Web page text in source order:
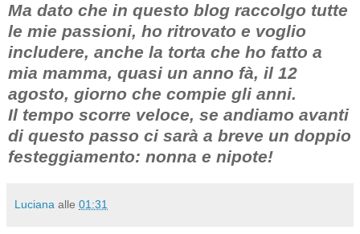
Ma dato che in questo blog raccolgo tutte
le mie passioni, ho ritrovato e voglio
includere, anche la torta che ho fatto a
mia mamma, quasi un anno fà, il 12
agosto, giorno che compie gli anni.
Il tempo scorre veloce, se andiamo avanti
di questo passo ci sarà a breve un doppio
festeggiamento: nonna e nipote!
Luciana alle 01:31